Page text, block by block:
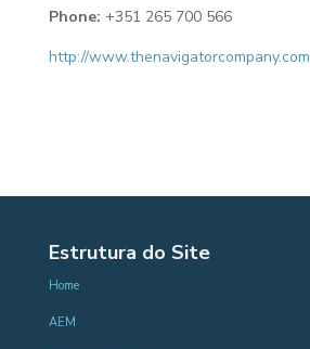
Phone: +351 265 700 566
http://www.thenavigatorcompany.com
Estrutura do Site
Home
AEM